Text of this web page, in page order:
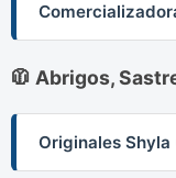
🧥 Abrigos,
Originales